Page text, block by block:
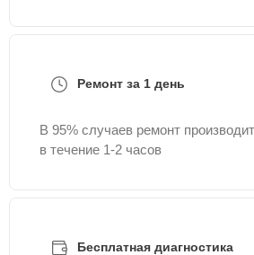
Ремонт за 1 день
В 95% случаев ремонт
в течение 1-2 часов
Бесплатная диагностика